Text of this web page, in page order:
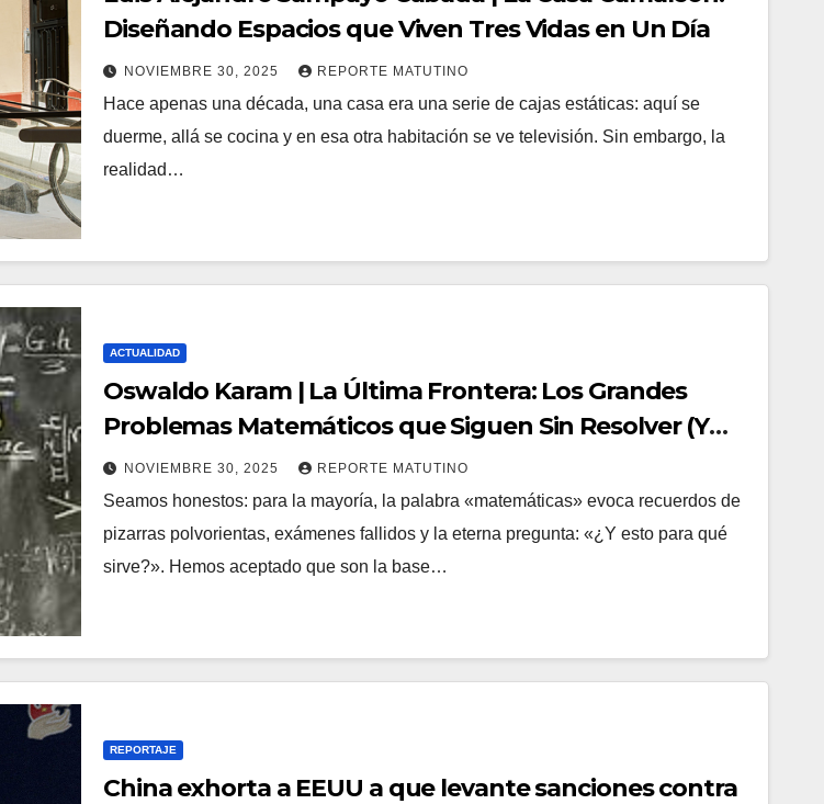
Diseñando Espacios que Viven Tres Vidas en Un Día
NOVIEMBRE 30, 2025 REPORTE MATUTINO
Hace apenas una década, una casa era una serie de cajas estáticas: aquí se
duerme, allá se cocina y en esa otra habitación se ve televisión. Sin embargo, la
realidad…
ACTUALIDAD
Oswaldo Karam | La Última Frontera: Los Grandes
Problemas Matemáticos que Siguen Sin Resolver (Y
Por Qué Valen un Millón de dólares)
NOVIEMBRE 30, 2025 REPORTE MATUTINO
Seamos honestos: para la mayoría, la palabra «matemáticas» evoca recuerdos de
pizarras polvorientas, exámenes fallidos y la eterna pregunta: «¿Y esto para qué
sirve?». Hemos aceptado que son la base…
REPORTAJE
China exhorta a EEUU a que levante sanciones contra